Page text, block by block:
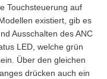
Touchsteuerung auf
existiert, gib es
Ausschalten des ANC
LED, welche grün
Über den gleichen
drücken auch ein